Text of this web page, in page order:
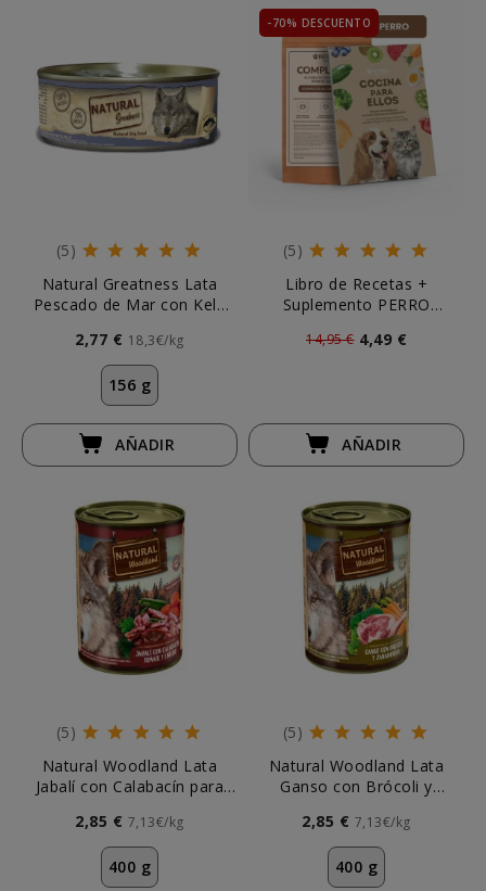
(5)
Natural Greatness Lata
Pescado de Mar con Kelp
2,77 € 18,3€/kg
156 g
AÑADIR
-70% DESCUENTO
(5)
Libro de Recetas +
Suplemento PERRO
14,95 € 4,49 €
AÑADIR
(5)
Natural Woodland Lata
Jabalí con Calabacín para
2,85 € 7,13€/kg
400 g
(5)
Natural Woodland Lata
Ganso con Brócoli y
2,85 € 7,13€/kg
400 g